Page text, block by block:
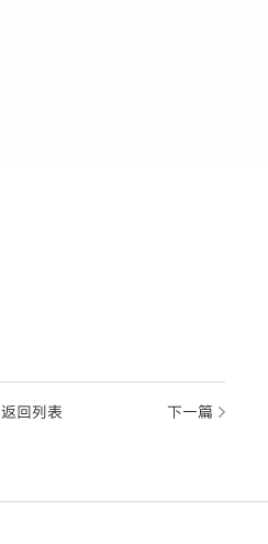
返回列表 下一篇